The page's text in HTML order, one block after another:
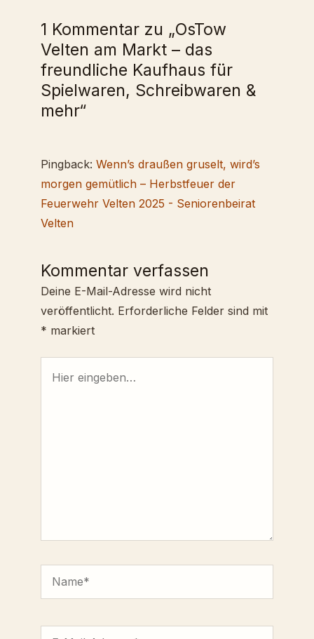
1 Kommentar zu „OsTow
Velten am Markt – das
freundliche Kaufhaus für
Spielwaren, Schreibwaren &
mehr“
Pingback: Wenn’s draußen gruselt, wird’s
morgen gemütlich – Herbstfeuer der
Feuerwehr Velten 2025 - Seniorenbeirat
Velten
Kommentar verfassen
Deine E-Mail-Adresse wird nicht
veröffentlicht. Erforderliche Felder sind mit
* markiert
eingeben…